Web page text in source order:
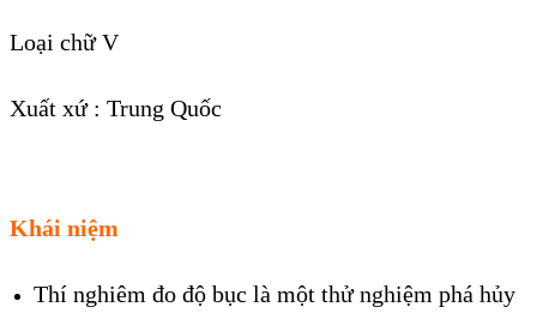
Loại chữ V
Xuất xứ : Trung Quốc
Khái niệm
Thí nghiêm đo độ bục là một thử nghiệm phá hủy